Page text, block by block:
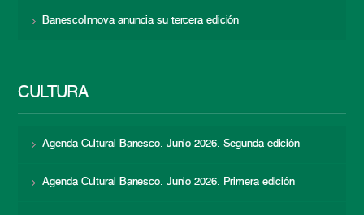
BanescoInnova anuncia su tercera edición
CULTURA
Agenda Cultural Banesco. Junio 2026. Segunda edición
Agenda Cultural Banesco. Junio 2026. Primera edición